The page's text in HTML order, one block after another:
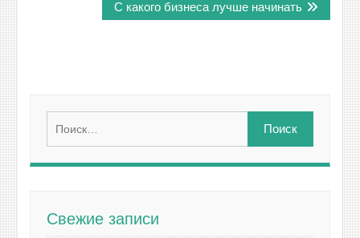
С какого бизнеса лучше начинать
Свежие записи